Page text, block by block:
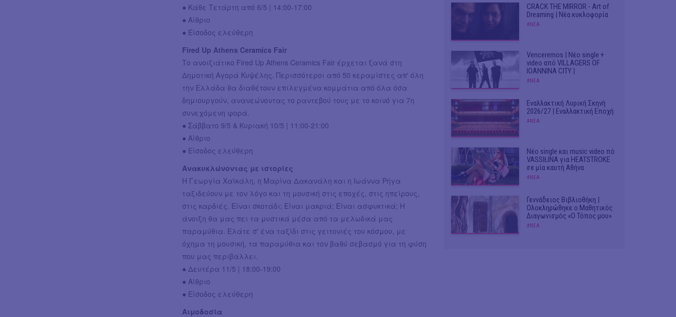
● Κάθε Τετάρτη από 6/5 | 14:00-17:00
● Αίθριο
● Είσοδος ελεύθερη
Fired Up Athens Ceramics Fair
Το ανοιξιάτικο Fired Up Athens Ceramics Fair έρχεται ξανά στη
Δημοτική Αγορά Κυψέλης. Περισσότεροι από 50 κεραμίστες απ' όλη
την Ελλάδα θα διαθέτουν επιλεγμένα κομμάτια από όλα όσα
δημιουργούν, ανανεώνοντας το ραντεβού τους με το κοινό για 7η
συνεχόμενη φορά.
● Σάββατο 9/5 & Κυριακή 10/5 | 11:00-21:00
● Αίθριο
● Είσοδος ελεύθερη
Ανακυκλώνοντας με ιστορίες
Η Γεωργία Χαϊκάλη, η Μαρίνα Δακανάλη και η Ιωάννα Ρήγα
ταξιδεύουν με τον λόγο και τη μουσική στις εποχές, στις ηπείρους,
στις καρδιές. Είναι σκοτάδι; Είναι μακριά; Είναι ασφυκτικά; Η
άνοιξη θα μας πει τα μυστικά μέσα από τα μελωδικά μας
παραμύθια. Ελάτε σ' ένα ταξίδι στις γειτονιές του κόσμου, με
όχημα τη μουσική, τα παραμύθια και τον βαθύ σεβασμό για τη φύση
που μας περιβάλλει.
● Δευτέρα 11/5 | 18:00-19:00
● Αίθριο
● Είσοδος ελεύθερη
Αιμοδοσία
CRACK THE MIRROR - Art of
Dreaming | Νέα κυκλοφορία
#ΝΕΑ
Venceremos | Νέο single +
video από VILLAGERS OF
IOANNINA CITY |
#ΝΕΑ
Εναλλακτική Λυρική Σκηνή
2026/27 | Εναλλακτική Εποχή
#ΝΕΑ
Νέο single και music video πό
VASSIŁINA για HEATSTROKE
σε μία καυτή Αθήνα
#ΝΕΑ
Γεννάδειος Βιβλιοθήκη |
Ολοκληρώθηκε ο Μαθητικός
Διαγωνισμός «Ο Τόπος μου»
#ΝΕΑ